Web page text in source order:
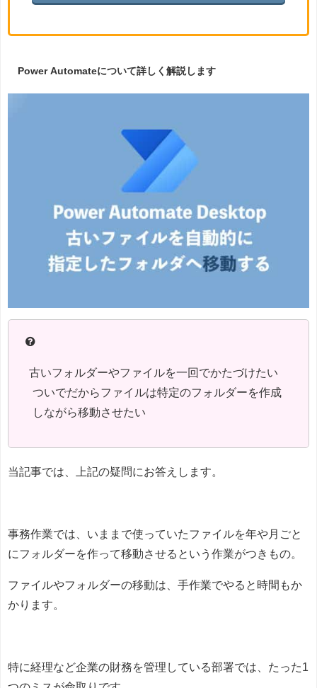
Power Automateについて詳しく解説します
古いフォルダーやファイルを一回でかたづけたい
ついでだからファイルは特定のフォルダーを作成
しながら移動させたい
当記事では、上記の疑問にお答えします。
事務作業では、いままで使っていたファイルを年や月ごと
にフォルダーを作って移動させるという作業がつきもの。
ファイルやフォルダーの移動は、手作業でやると時間もか
かります。
特に経理など企業の財務を管理している部署では、たった1